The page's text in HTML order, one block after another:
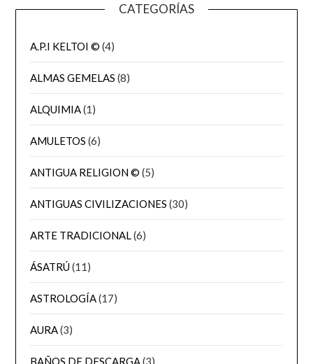
CATEGORÍAS
A.P.I KELTOI © (4)
ALMAS GEMELAS (8)
ALQUIMIA(1)
AMULETOS (6)
ANTIGUA RELIGION © (5)
ANTIGUAS CIVILIZACIONES (30)
ARTE TRADICIONAL(6)
ÁSATRÚ(11)
ASTROLOGÍA(17)
AURA(3)
BAÑOS DE DESCARGA(3)